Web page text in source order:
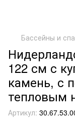
Бассейны и спа
122 см с
камень, с
тепловым
Артикул: